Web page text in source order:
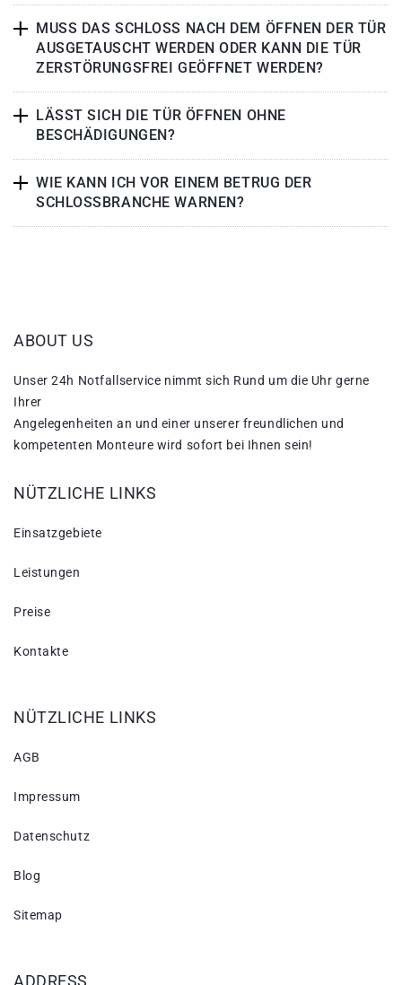
MUSS DAS SCHLOSS NACH DEM ÖFFNEN DER TÜR
AUSGETAUSCHT WERDEN ODER KANN DIE TÜR
ZERSTÖRUNGSFREI GEÖFFNET WERDEN?
LÄSST SICH DIE TÜR ÖFFNEN OHNE
BESCHÄDIGUNGEN?
WIE KANN ICH VOR EINEM BETRUG DER
SCHLOSSBRANCHE WARNEN?
ABOUT US
Unser 24h Notfallservice nimmt sich Rund um die Uhr gerne
Ihrer
Angelegenheiten an und einer unserer freundlichen und
kompetenten Monteure wird sofort bei Ihnen sein!
NÜTZLICHE LINKS
Einsatzgebiete
Leistungen
Preise
Kontakte
NÜTZLICHE LINKS
AGB
Impressum
Datenschutz
Blog
Sitemap
ADDRESS